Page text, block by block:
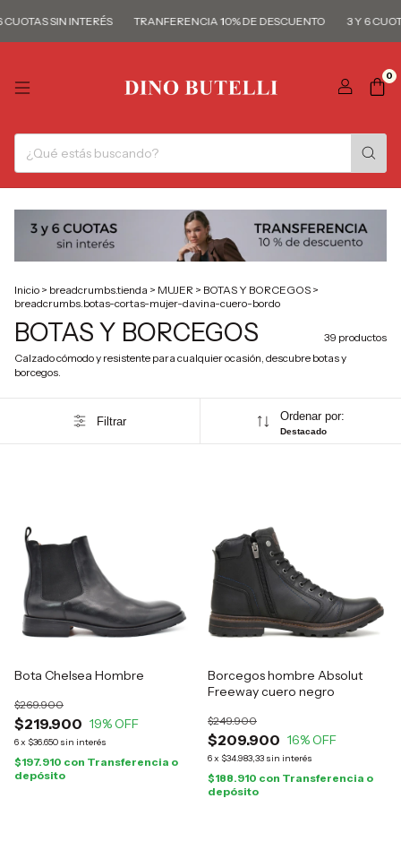
SIN INTERÉS TRANFERENCIA 10% DE DESCUENTO 3 Y 6 CUOTAS SIN
0
Inicio > breadcrumbs.tienda > MUJER > BOTAS Y BORCEGOS >
breadcrumbs.botas-cortas-mujer-davina-cuero-bordo
BOTAS Y BORCEGOS
39 productos
Calzado cómodo y resistente para cualquier ocasión, descubre botas y
borcegos.
Filtrar Ordenar por:
Destacado
Bota Chelsea Hombre
$219.900
$269.900
19% OFF
6x $36.650 sin interés
$197.910 con Transferencia o
depósito
Borcegos hombre Absolut
Freeway cuero negro
$209.900
$249.900
16% OFF
6x $34.983,33 sin interés
$188.910 con Transferencia o
depósito